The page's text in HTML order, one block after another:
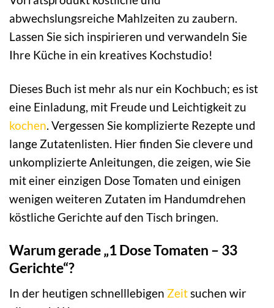
abwechslungsreiche Mahlzeiten zu zaubern.
Lassen Sie sich inspirieren und verwandeln Sie
Ihre Küche in ein kreatives Kochstudio!
Dieses Buch ist mehr als nur ein Kochbuch; es ist
eine Einladung, mit Freude und Leichtigkeit zu
kochen . Vergessen Sie komplizierte Rezepte und
lange Zutatenlisten. Hier finden Sie clevere und
unkomplizierte Anleitungen, die zeigen, wie Sie
mit einer einzigen Dose Tomaten und einigen
wenigen weiteren Zutaten im Handumdrehen
köstliche Gerichte auf den Tisch bringen.
Warum gerade „1 Dose Tomaten – 33
Gerichte“?
In der heutigen schnelllebigen Zeitsuchen wir